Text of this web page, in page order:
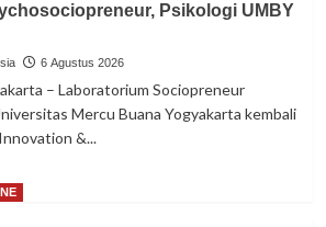
Psikologi UMBY
6 Agustus 2026
– Laboratorium Sociopreneur
Mercu Buana Yogyakarta kembali
&...